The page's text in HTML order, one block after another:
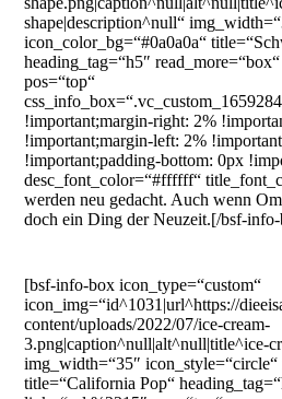
shape|description^null“
icon_color_bg=“#0a0a0a“
heading_tag=“h5″
pos=“top“
!important;margin-right: 2%
!important;margin-left: 2%
!important;padding-bottom: 0px
desc_font_color=“#ffffff“
werden neu gedacht. Auch wenn
doch ein Ding der Neuzeit.[/bsf-
[bsf-info-box icon_type=“custom“
icon_img=“id^1031|url^https://
content/uploads/2022/07/ice-cream-
3.png|caption^null|alt^null|title^ice-
img_width=“35″
title=“California Pop“